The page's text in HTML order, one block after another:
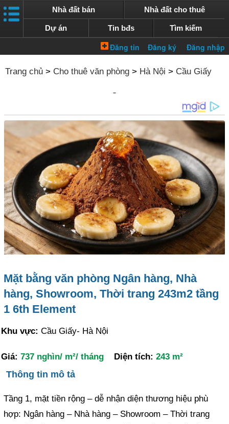
Nhà đất bán Nhà đất cho thuê
Dự án Tin bđs Tìm kiếm
Trang chủ > Cho thuê văn phòng > Hà Nội > Cầu Giấy
Mặt bằng văn phòng Ngân hàng, Nhà
hàng, Showroom, Thời trang 243m2 tầng
1 6th Element
Khu vực: Cầu Giấy- Hà Nội
Giá:737 nghìn/ m²/ tháng Diện tích:243 m²
Thông tin mô tả
Tầng 1, mặt tiền rộng – dễ nhận diện thương hiệu phù
hợp: Ngân hàng – Nhà hàng – Showroom – Thời trang